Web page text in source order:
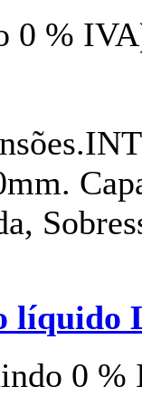
0 %
líquido
0 %